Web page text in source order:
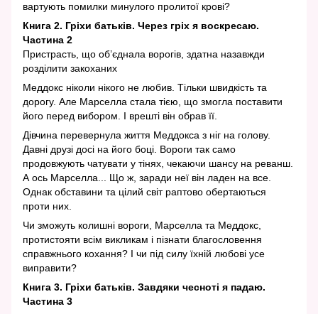
вартують помилки минулого пролитої крові?
Книга 2. Гріхи батьків. Через гріх я воскресаю.
Частина 2
Пристрасть, що об’єднала ворогів, здатна назавжди
розділити закоханих
Меддокс ніколи нікого не любив. Тільки швидкість та
дорогу. Але Марселла стала тією, що змогла поставити
його перед вибором. І врешті він обрав її.
Дівчина перевернула життя Меддокса з ніг на голову.
Давні друзі досі на його боці. Вороги так само
продовжують чатувати у тінях, чекаючи шансу на реванш.
А ось Марселла... Що ж, заради неї він ладен на все.
Однак обставини та цілий світ раптово обертаються
проти них.
Чи зможуть колишні вороги, Марселла та Меддокс,
протистояти всім викликам і пізнати благословення
справжнього кохання? І чи під силу їхній любові усе
виправити?
Книга 3. Гріхи батьків. Завдяки чесноті я падаю.
Частина 3